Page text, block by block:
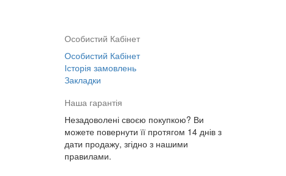
Особистий Кабінет
Особистий Кабінет
Історія замовлень
Закладки
Наша гарантія
Незадоволені своєю покупкою? Ви
можете повернути її протягом 14 днів з
дати продажу, згідно з нашими
правилами.